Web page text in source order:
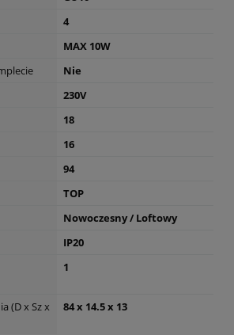
4
MAX 10W
Nie
230V
18
16
94
TOP
Nowoczesny / Loftowy
IP20
1
(D x Sz x
84 x 14.5 x 13